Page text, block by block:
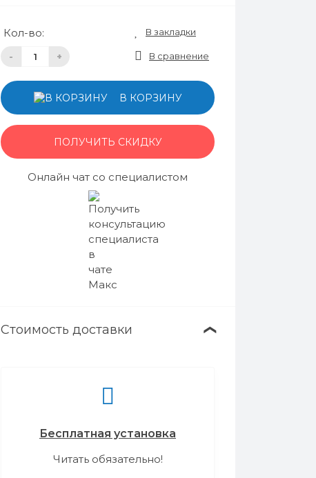
Кол-во:
- +
В закладки
В сравнение
В КОРЗИНУ
ПОЛУЧИТЬ СКИДКУ
Онлайн чат со специалистом
Стоимость доставки ❯
Бесплатная установка
Читать обязательно!